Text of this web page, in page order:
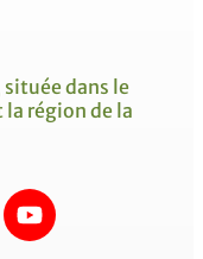
dans le
région de la